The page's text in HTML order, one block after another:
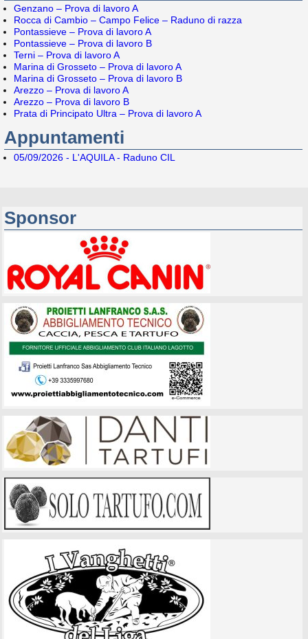
Genzano – Prova di lavoro A
Rocca di Cambio – Campo Felice – Raduno di razza
Pontassieve – Prova di lavoro A
Pontassieve – Prova di lavoro B
Terni – Prova di lavoro A
Marina di Grosseto – Prova di lavoro A
Marina di Grosseto – Prova di lavoro B
Arezzo – Prova di lavoro A
Arezzo – Prova di lavoro B
Prata di Principato Ultra – Prova di lavoro A
Appuntamenti
05/09/2026 - L'AQUILA - Raduno CIL
Sponsor